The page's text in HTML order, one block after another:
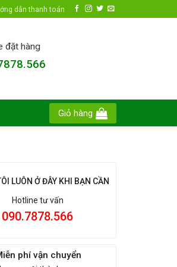
dẫn thanh toán
đặt hàng
Giỏ hàng
LUÔN Ở ĐÂY KHI BẠN CẦN
Hotline tư vấn
090.7878.566
phí vận chuyển